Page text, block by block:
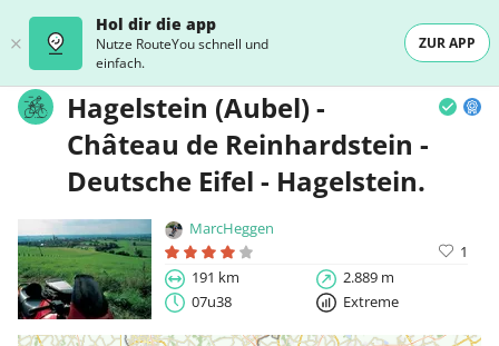
Hol dir die app
Nutze RouteYou schnell und
einfach.
ZUR APP
Hagelstein (Aubel) -
Château de Reinhardstein -
Deutsche Eifel - Hagelstein.
MarcHeggen
1
191 km
2.889 m
07u38
Extreme